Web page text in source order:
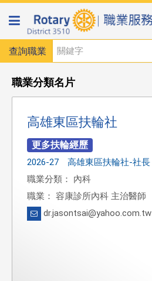
查詢職業
職業分類名片
高雄東區扶輪社
2026-27 高雄東區扶輪社-社長
職業分類： 內科
職業： 容康診所內科 主治醫師
dr.jasontsai@yahoo.com.tw